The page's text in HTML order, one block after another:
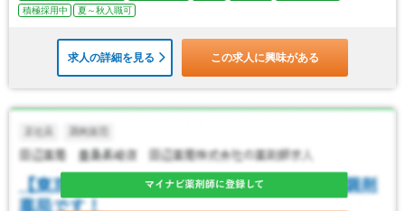
積極採用中
夏～秋入職可
求人の詳細を見る この求人に興味がある